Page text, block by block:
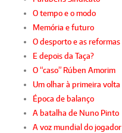
O tempo e o modo
Memória e futuro
O desporto e as reformas
E depois da Taça?
O “caso” Rúben Amorim
Um olhar à primeira volta
Época de balanço
A batalha de Nuno Pinto
A voz mundial do jogador